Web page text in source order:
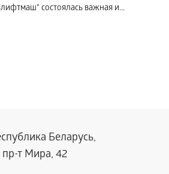
состоялась важная и...
Беларусь,
пр-т Мира, 42